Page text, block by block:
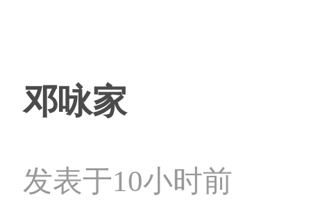
邓咏家
发表于10小时前